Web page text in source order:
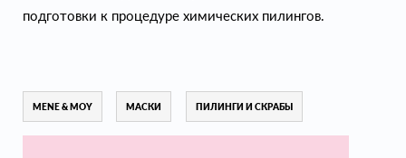
подготовки к процедуре химических пилингов.
MENE & MOY МАСКИ ПИЛИНГИ И СКРАБЫ